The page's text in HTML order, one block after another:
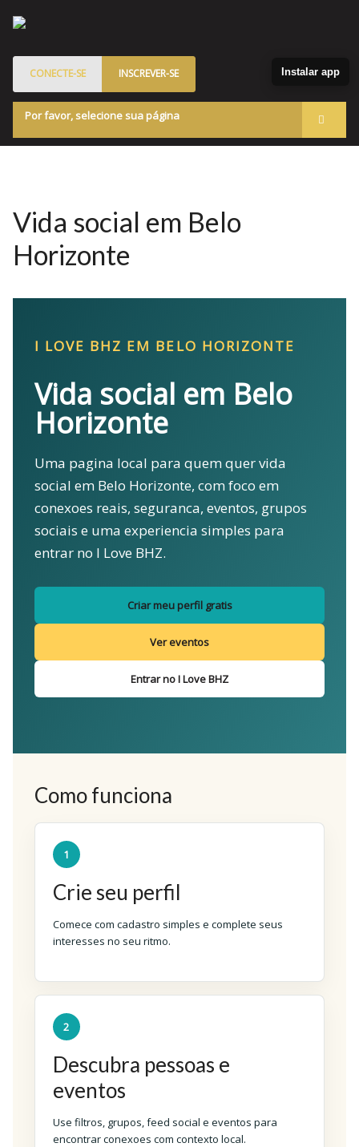
CONECTE-SE INSCREVER-SE
Por favor, selecione sua página
Programa de Patrocinados
Marketplace
Vida social em Belo
Horizonte
I LOVE BHZ EM BELO HORIZONTE
Vida social em Belo
Horizonte
Uma pagina local para quem quer vida
social em Belo Horizonte, com foco em
conexoes reais, seguranca, eventos, grupos
sociais e uma experiencia simples para
entrar no I Love BHZ.
Criar meu perfil gratis
Ver eventos
Entrar no I Love BHZ
Como funciona
1
Crie seu perfil
Comece com cadastro simples e complete seus
interesses no seu ritmo.
2
Descubra pessoas e
eventos
Use filtros, grupos, feed social e eventos para
encontrar conexoes com contexto local.
Instalar app